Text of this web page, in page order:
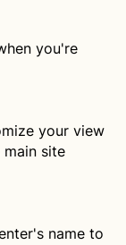
you're
your view
site
name to